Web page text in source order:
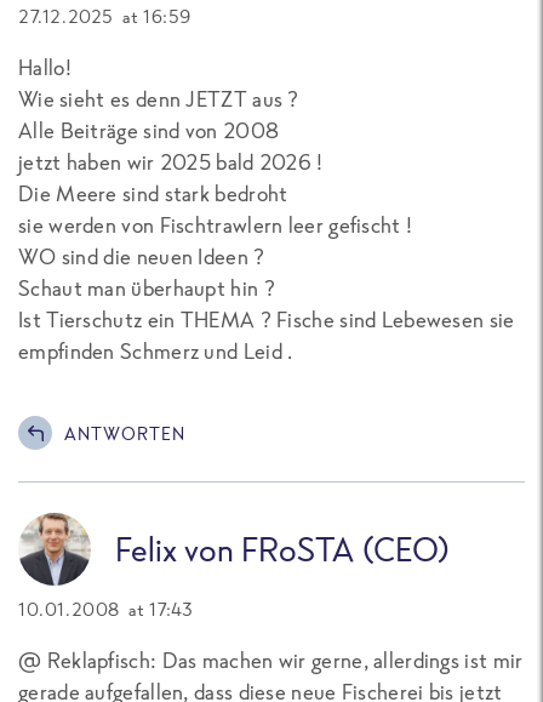
27.12.2025 at 16:59
Hallo!
Wie sieht es denn JETZT aus ?
Alle Beiträge sind von 2008
jetzt haben wir 2025 bald 2026 !
Die Meere sind stark bedroht
sie werden von Fischtrawlern leer gefischt !
WO sind die neuen Ideen ?
Schaut man überhaupt hin ?
Ist Tierschutz ein THEMA ? Fische sind Lebewesen sie
empfinden Schmerz und Leid .
ANTWORTEN
Felix von FRoSTA (CEO)
10.01.2008 at 17:43
@ Reklapfisch: Das machen wir gerne, allerdings ist mir
gerade aufgefallen, dass diese neue Fischerei bis jetzt